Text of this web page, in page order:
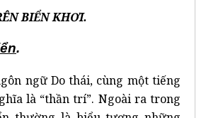
BIỂN KHƠI.
.
ngữ Do thái, cùng một tiếng
là “thần trí”. Ngoài ra trong